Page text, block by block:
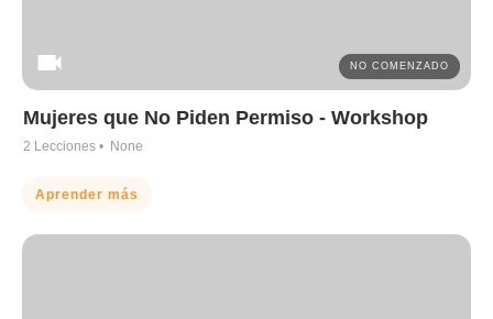
NO COMENZADO
Mujeres que No Piden Permiso - Workshop
2 Lecciones • None
Aprender más